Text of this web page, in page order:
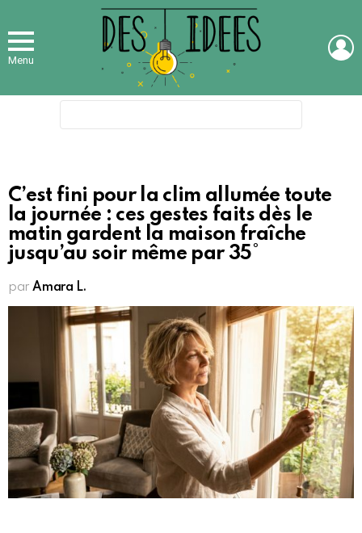
Menu
C’est fini pour la clim allumée toute
la journée : ces gestes faits dès le
matin gardent la maison fraîche
jusqu’au soir même par 35°
par Amara L.